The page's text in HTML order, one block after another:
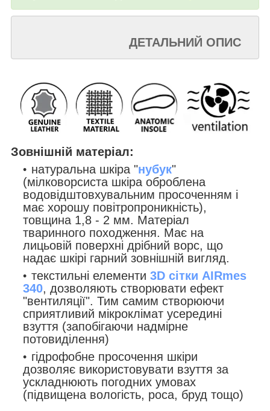
ДЕТАЛЬНИЙ ОПИС
Зовнішній матеріал:
натуральна шкіра "нубук"
(мілковорсиста шкіра оброблена
водовідштовхувальним просоченням і
має хорошу повітропроникність),
товщина 1,8 - 2 мм. Матеріал
тваринного походження. Має на
лицьовій поверхні дрібний ворс, що
надає шкірі гарний зовнішній вигляд.
текстильні елементи 3D сітки AIRmes
340, дозволяють створювати ефект
"вентиляції". Тим самим створюючи
сприятливий мікроклімат усередині
взуття (запобігаючи надмірне
потовиділення)
гідрофобне просочення шкіри
дозволяє використовувати взуття за
ускладнюють погодних умовах
(підвищена вологість, роса, бруд тощо)